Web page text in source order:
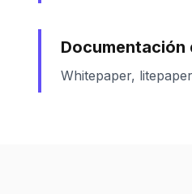
Documentación
Whitepaper,